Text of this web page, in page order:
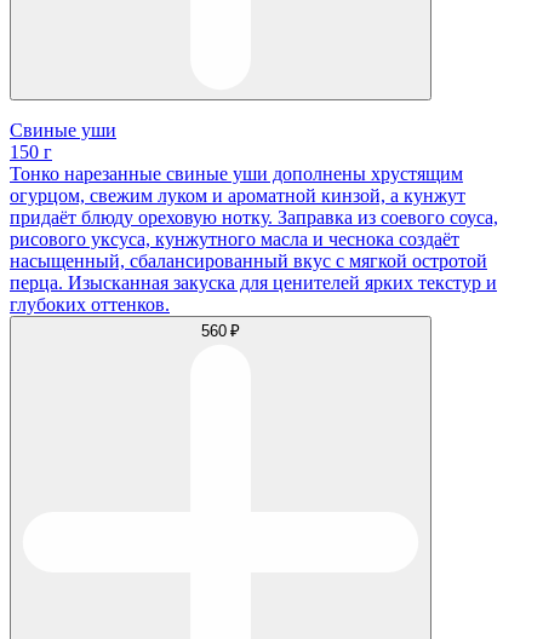
Свиные уши
150 г
Тонко нарезанные свиные уши дополнены хрустящим
огурцом, свежим луком и ароматной кинзой, а кунжут
придаёт блюду ореховую нотку. Заправка из соевого соуса,
рисового уксуса, кунжутного масла и чеснока создаёт
насыщенный, сбалансированный вкус с мягкой остротой
перца. Изысканная закуска для ценителей ярких текстур и
глубоких оттенков.
560 ₽